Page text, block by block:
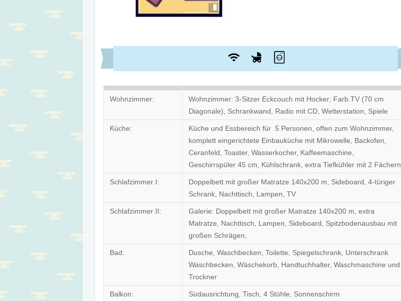
Wohnzimmer:
Wohnzimmer: 3-Sitzer Eckcouch mit Hocker; Farb.TV (70 cm
Diagonale), Schrankwand, Radio mit CD, Wetterstation, Spiele
Küche:
Küche und Essbereich für 5 Personen, offen zum Wohnzimmer,
komplett eingerichtete Einbauküche mit Mikrowelle, Backofen,
Ceranfeld, Toaster, Wasserkocher, Kaffeemaschine,
Geschirrspüler 45 cm, Kühlschrank, extra Tiefkühler mit 2 Fächern
Schlafzimmer I:
Doppelbett mit großer Matratze 140x200 m, Sideboard, 4-türiger
Schrank, Nachttisch, Lampen, TV
Schlafzimmer II:
Galerie: Doppelbett mit großer Matratze 140x200 m, extra
Matratze, Nachttisch, Lampen, Sideboard, Spitzbodenausbau mit
großen Schrägen,
Bad:
Dusche, Waschbecken, Toilette, Spiegelschrank, Unterschrank
Waschbecken, Wäschekorb, Handtuchhalter, Waschmaschine und
Trockner
Balkon: Südausrichtung, Tisch, 4 Stühle, Sonnenschirm